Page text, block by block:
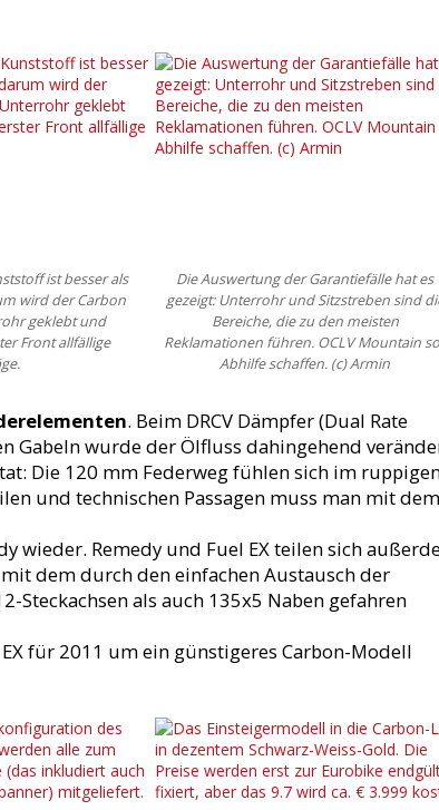
ist besser als
wird der Carbon
geklebt und
Front allfällige
Die Auswertung der Garantiefälle hat es
gezeigt: Unterrohr und Sitzstreben sind
Bereiche, die zu den meisten
Reklamationen führen. OCLV Mountain
Abhilfe schaffen. (c) Armin
. Beim DRCV Dämpfer (Dual Rate
Gabeln wurde der Ölfluss dahingehend
Die 120 mm Federweg fühlen sich im
und technischen Passagen muss man mit
wieder. Remedy und Fuel EX teilen sich
dem durch den einfachen Austausch der
als auch 135x5 Naben gefahren
für 2011 um ein günstigeres Carbon-Modell